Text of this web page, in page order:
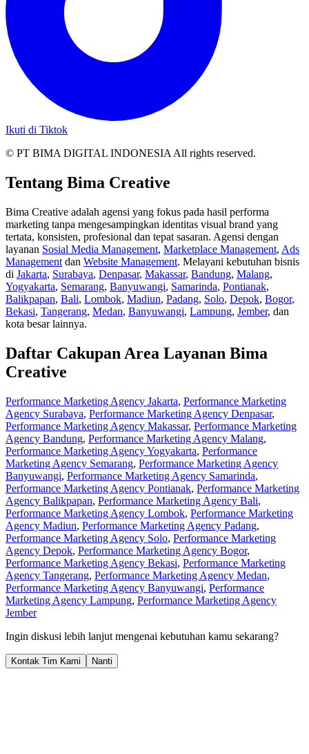
Ikuti di Tiktok
© PT BIMA DIGITAL INDONESIA All rights reserved.
Tentang Bima Creative
Bima Creative adalah agensi yang fokus pada hasil performa
marketing tanpa mengesampingkan identitas visual brand yang
tertata, konsisten, profesional dan tepat sasaran. Agensi dengan
layanan Sosial Media Management, Marketplace Management, Ads
Management dan Website Management. Melayani kebutuhan bisnis
di Jakarta, Surabaya, Denpasar, Makassar, Bandung, Malang,
Yogyakarta, Semarang, Banyuwangi, Samarinda, Pontianak,
Balikpapan, Bali, Lombok, Madiun, Padang, Solo, Depok, Bogor,
Bekasi, Tangerang, Medan, Banyuwangi, Lampung, Jember, dan
kota besar lainnya.
Daftar Cakupan Area Layanan Bima
Creative
Performance Marketing Agency Jakarta, Performance Marketing
Agency Surabaya, Performance Marketing Agency Denpasar,
Performance Marketing Agency Makassar, Performance Marketing
Agency Bandung, Performance Marketing Agency Malang,
Performance Marketing Agency Yogyakarta, Performance
Marketing Agency Semarang, Performance Marketing Agency
Banyuwangi, Performance Marketing Agency Samarinda,
Performance Marketing Agency Pontianak, Performance Marketing
Agency Balikpapan, Performance Marketing Agency Bali,
Performance Marketing Agency Lombok, Performance Marketing
Agency Madiun, Performance Marketing Agency Padang,
Performance Marketing Agency Solo, Performance Marketing
Agency Depok, Performance Marketing Agency Bogor,
Performance Marketing Agency Bekasi, Performance Marketing
Agency Tangerang, Performance Marketing Agency Medan,
Performance Marketing Agency Banyuwangi, Performance
Marketing Agency Lampung, Performance Marketing Agency
Jember
Ingin diskusi lebih lanjut mengenai kebutuhan kamu sekarang?
Kontak Tim Kami Nanti